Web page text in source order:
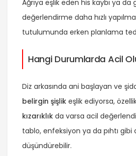
Ağrıya eşlik eden his kaybı ya da
değerlendirme daha hızlı
tutulumunda erken planlama
Hangi Durumlarda Acil
Diz arkasında ani başlayan ve
belirgin şişlik eşlik ediyorsa,
kızarıklık da varsa acil
tablo, enfeksiyon ya da pıhtı gibi
düşündürebilir.